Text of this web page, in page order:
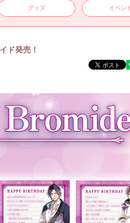
グッズ イベン
ド発売！